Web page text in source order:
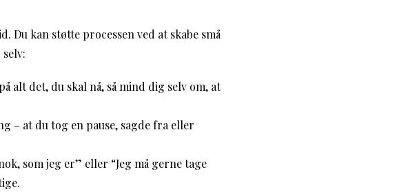
Du kan støtte processen ved at skabe små
alt det, du skal nå, så mind dig selv om, at
– at du tog en pause, sagde fra eller
som jeg er” eller “Jeg må gerne tage